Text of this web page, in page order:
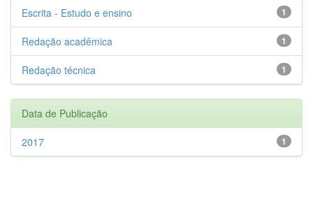
1
Escrita - Estudo e ensino
1
Redação acadêmica
1
Redação técnica
Data de Publicação
1
2017